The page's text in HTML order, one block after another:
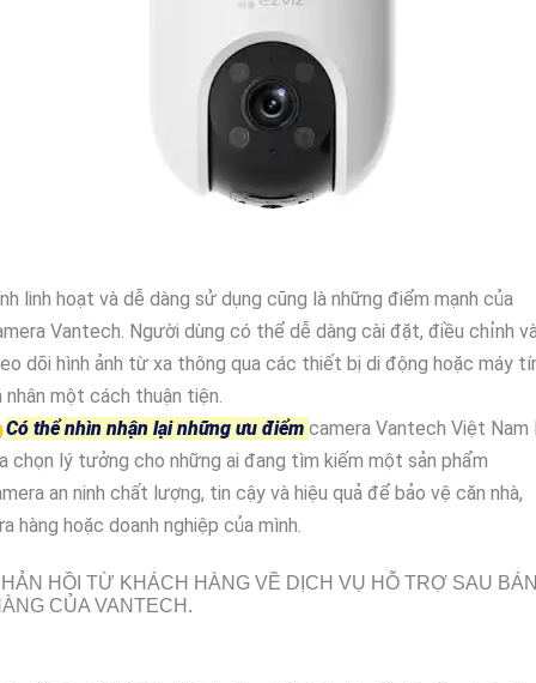
linh hoạt và dễ dàng sử dụng cũng là những điểm mạnh của
Vantech. Người dùng có thể dễ dàng cài đặt, điều chỉnh
dõi hình ảnh từ xa thông qua các thiết bị di động hoặc máy
nhân một cách thuận tiện.
Có thể nhìn nhận lại những ưu điểm camera Vantech Việt Nam
chọn lý tưởng cho những ai đang tìm kiếm một sản phẩm
an ninh chất lượng, tin cậy và hiệu quả để bảo vệ căn nhà,
hàng hoặc doanh nghiệp của mình.
HỒI TỪ KHÁCH HÀNG VỀ DỊCH VỤ HỖ TRỢ SAU
CỦA VANTECH.